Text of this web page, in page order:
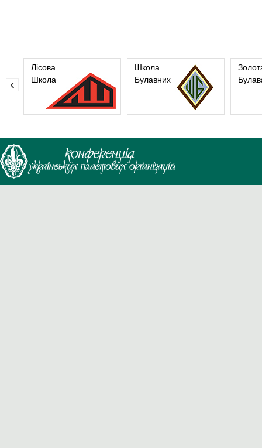
Лісова
Школа
Школа
Булавних
‹